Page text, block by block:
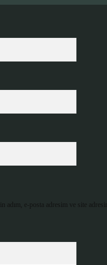
adım, e-posta adresim ve site